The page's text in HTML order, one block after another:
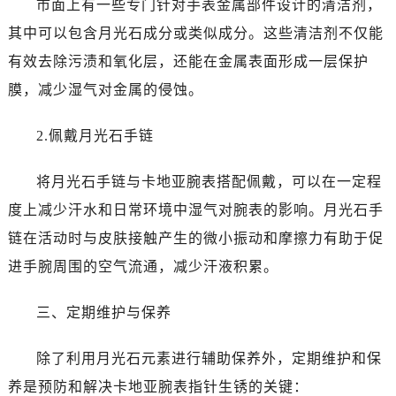
市面上有一些专门针对手表金属部件设计的清洁剂，
其中可以包含月光石成分或类似成分。这些清洁剂不仅能
有效去除污渍和氧化层，还能在金属表面形成一层保护
膜，减少湿气对金属的侵蚀。
2.佩戴月光石手链
将月光石手链与卡地亚腕表搭配佩戴，可以在一定程
度上减少汗水和日常环境中湿气对腕表的影响。月光石手
链在活动时与皮肤接触产生的微小振动和摩擦力有助于促
进手腕周围的空气流通，减少汗液积累。
三、定期维护与保养
除了利用月光石元素进行辅助保养外，定期维护和保
养是预防和解决卡地亚腕表指针生锈的关键：